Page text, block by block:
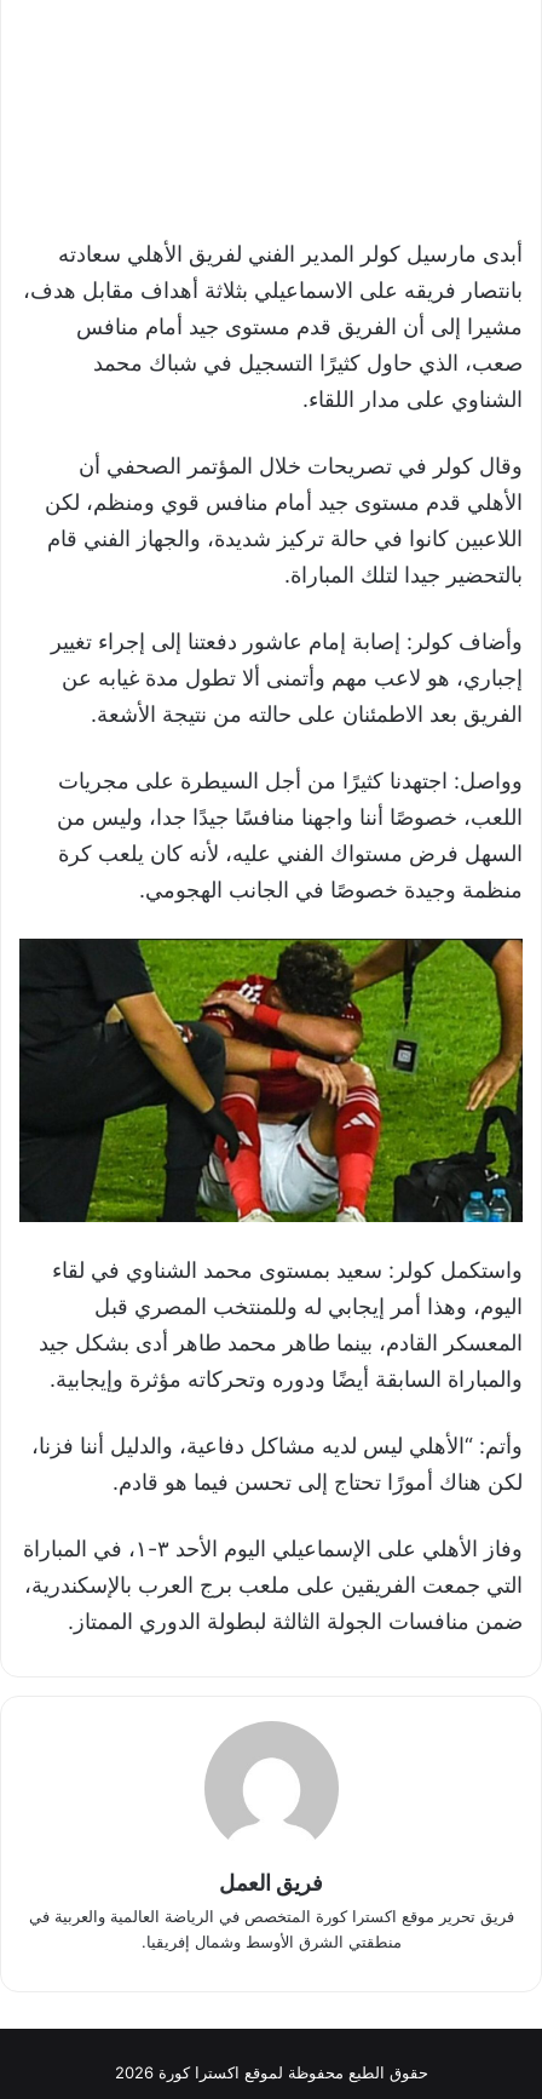
أبدى مارسيل كولر المدير الفني لفريق الأهلي سعادته
بانتصار فريقه على الاسماعيلي بثلاثة أهداف مقابل هدف،
مشيرا إلى أن الفريق قدم مستوى جيد أمام منافس
صعب، الذي حاول كثيرًا التسجيل في شباك محمد
الشناوي على مدار اللقاء.
وقال كولر في تصريحات خلال المؤتمر الصحفي أن
الأهلي قدم مستوى جيد أمام منافس قوي ومنظم، لكن
اللاعبين كانوا في حالة تركيز شديدة، والجهاز الفني قام
بالتحضير جيدا لتلك المباراة.
وأضاف كولر: إصابة إمام عاشور دفعتنا إلى إجراء تغيير
إجباري، هو لاعب مهم وأتمنى ألا تطول مدة غيابه عن
الفريق بعد الاطمئنان على حالته من نتيجة الأشعة.
وواصل: اجتهدنا كثيرًا من أجل السيطرة على مجريات
اللعب، خصوصًا أننا واجهنا منافسًا جيدًا جدا، وليس من
السهل فرض مستواك الفني عليه، لأنه كان يلعب كرة
منظمة وجيدة خصوصًا في الجانب الهجومي.
واستكمل كولر: سعيد بمستوى محمد الشناوي في لقاء
اليوم، وهذا أمر إيجابي له وللمنتخب المصري قبل
المعسكر القادم، بينما طاهر محمد طاهر أدى بشكل جيد
والمباراة السابقة أيضًا ودوره وتحركاته مؤثرة وإيجابية.
وأتم: “الأهلي ليس لديه مشاكل دفاعية، والدليل أننا فزنا،
لكن هناك أمورًا تحتاج إلى تحسن فيما هو قادم.
وفاز الأهلي على الإسماعيلي اليوم الأحد ٣-١، في المباراة
التي جمعت الفريقين على ملعب برج العرب بالإسكندرية،
ضمن منافسات الجولة الثالثة لبطولة الدوري الممتاز.
فريق العمل
فريق تحرير موقع اكسترا كورة المتخصص في الرياضة العالمية والعربية في
منطقتي الشرق الأوسط وشمال إفريقيا.
حقوق الطبع محفوظة لموقع اكسترا كورة 2026